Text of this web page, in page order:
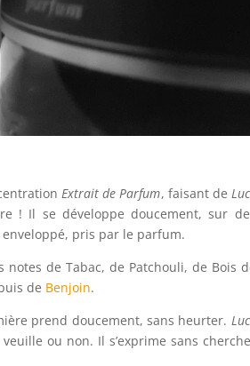
Extrait de Parfum, faisant de
! Il se développe doucement, sur
enveloppé, pris par le parfum.
notes de Tabac, de Patchouli, de Bois
de Benjoin.
prend doucement, sans heurter.
ou non. Il s’exprime sans